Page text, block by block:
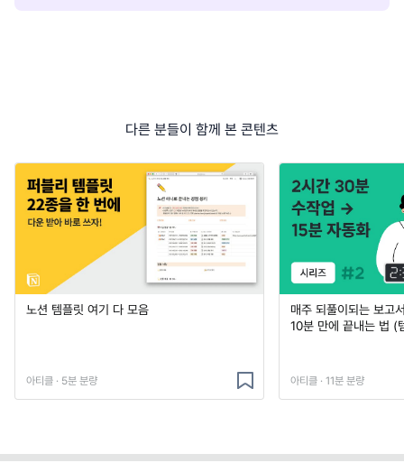
다른 분들이 함께 본 콘텐츠
노션 템플릿 여기 다 모음
아티클 · 5분 분량
매주 되풀이되는 보고
10분 만에 끝내는 법 (
아티클 · 11분 분량